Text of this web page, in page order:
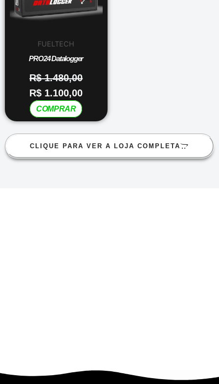
FUELTECH
PRO24 Datalogger
R$1.480,00
R$ 1.100,00
COMPRAR
CLIQUE PARA VER A LOJA COMPLETA